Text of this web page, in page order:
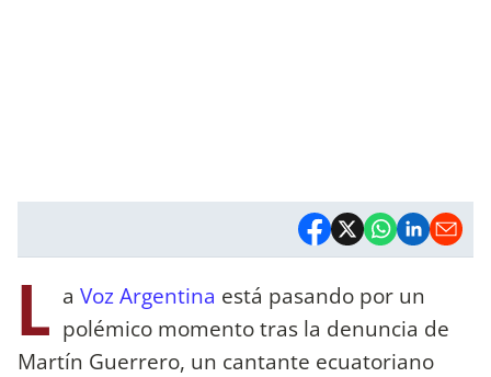
L a Voz Argentina está pasando por un
polémico momento tras la denuncia de
Martín Guerrero, un cantante ecuatoriano